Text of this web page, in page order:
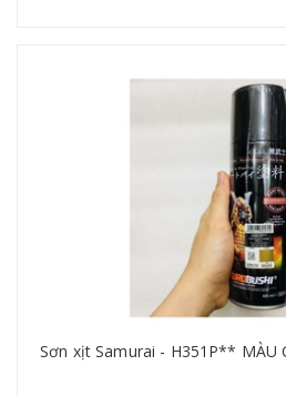
Sơn xịt Samurai - H351P** MÀU